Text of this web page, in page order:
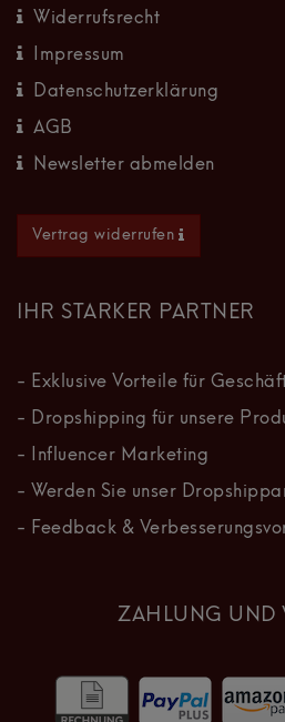
Widerrufsrecht
Impressum
Datenschutzerklärung
AGB
Newsletter abmelden
Vertrag widerrufen
IHR STARKER PARTNER
- Exklusive Vorteile für
- Dropshipping für unsere
- Influencer Marketing
- Werden Sie unser
- Feedback &
ZAHLUNG UND